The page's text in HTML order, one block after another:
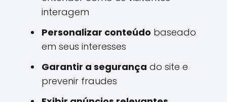
interagem
Personalizar conteúdo baseado
em seus interesses
Garantir a segurança do site e
prevenir fraudes